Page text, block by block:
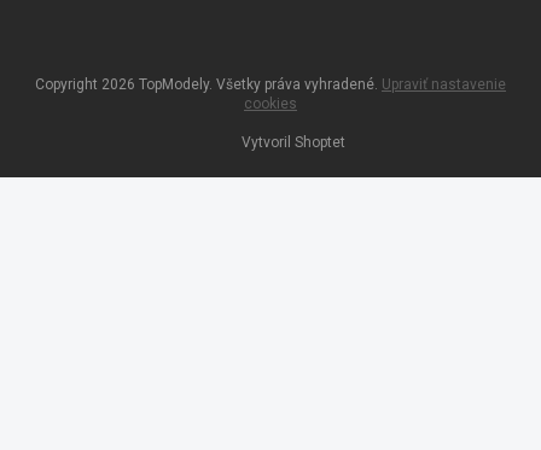
Vytvoril Shoptet
Copyright 2026 TopModely. Všetky práva vyhradené. Upraviť nastavenie
cookies